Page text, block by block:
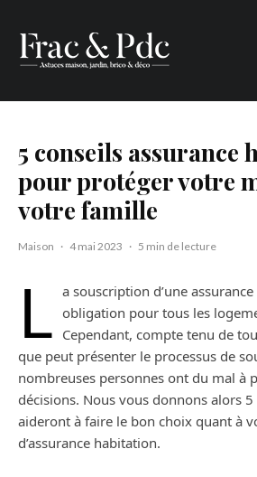
5 conseils assurance
pour protéger votre
votre famille
Maison · 4 mai 2023 · 5 min de lecture
L a souscription d’une
obligation pour tous les
Cependant, compte tenu de
que peut présenter le processus de
nombreuses personnes ont du mal à
décisions. Nous vous donnons alors
aideront à faire le bon choix quant à
d’assurance habitation.